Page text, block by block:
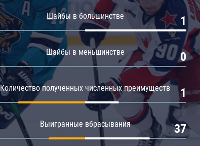
Амур
Барыс
Салават Юлаев
Шайбы в большинстве 1
Шайбы в меньшинстве 0
Количество полученных численных преимуществ 1
Выигранные вбрасывания 37